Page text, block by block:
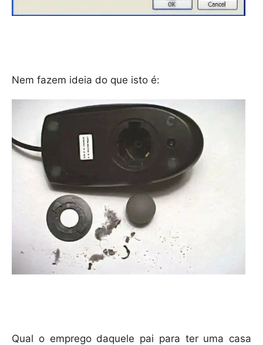
Nem fazem ideia do que isto é:
Qual o emprego daquele pai para ter uma casa